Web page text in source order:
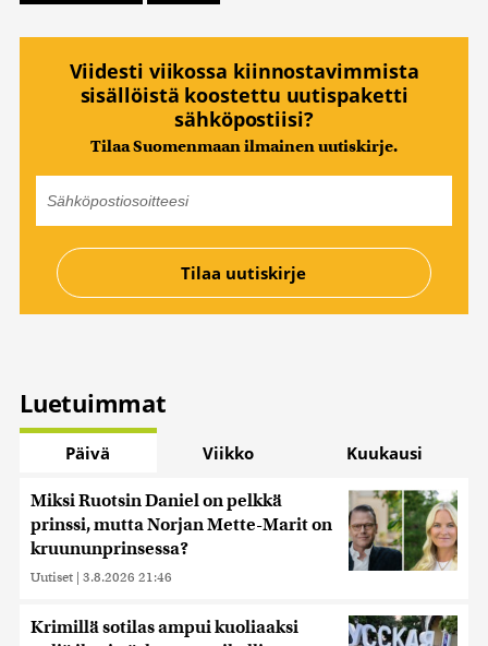
Viidesti viikossa kiinnostavimmista
sisällöistä koostettu uutispaketti
sähköpostiisi?
Tilaa Suomenmaan ilmainen uutiskirje.
Luetuimmat
Päivä Viikko Kuukausi
Miksi Ruotsin Daniel on pelkkä
prinssi, mutta Norjan Mette-Marit on
kruununprinsessa?
Uutiset | 3.8.2026 21:46
Krimillä sotilas ampui kuoliaaksi